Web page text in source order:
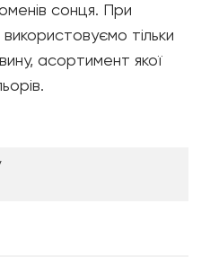
сонця. При
тільки
асортимент якої